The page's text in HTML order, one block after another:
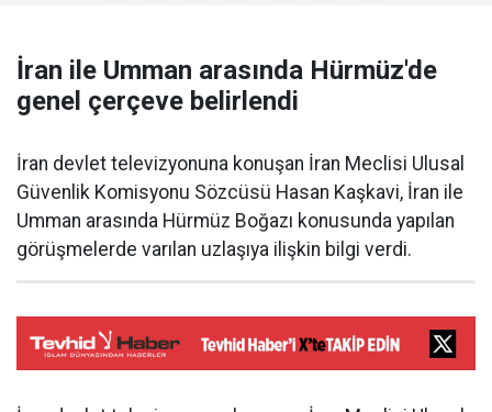
İran ile Umman arasında Hürmüz'de
genel çerçeve belirlendi
İran devlet televizyonuna konuşan İran Meclisi Ulusal
Güvenlik Komisyonu Sözcüsü Hasan Kaşkavi, İran ile
Umman arasında Hürmüz Boğazı konusunda yapılan
görüşmelerde varılan uzlaşıya ilişkin bilgi verdi.